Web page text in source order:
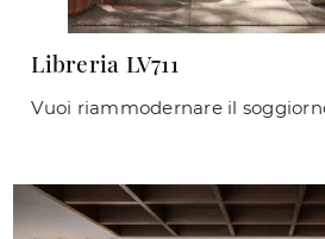
Libreria LV711